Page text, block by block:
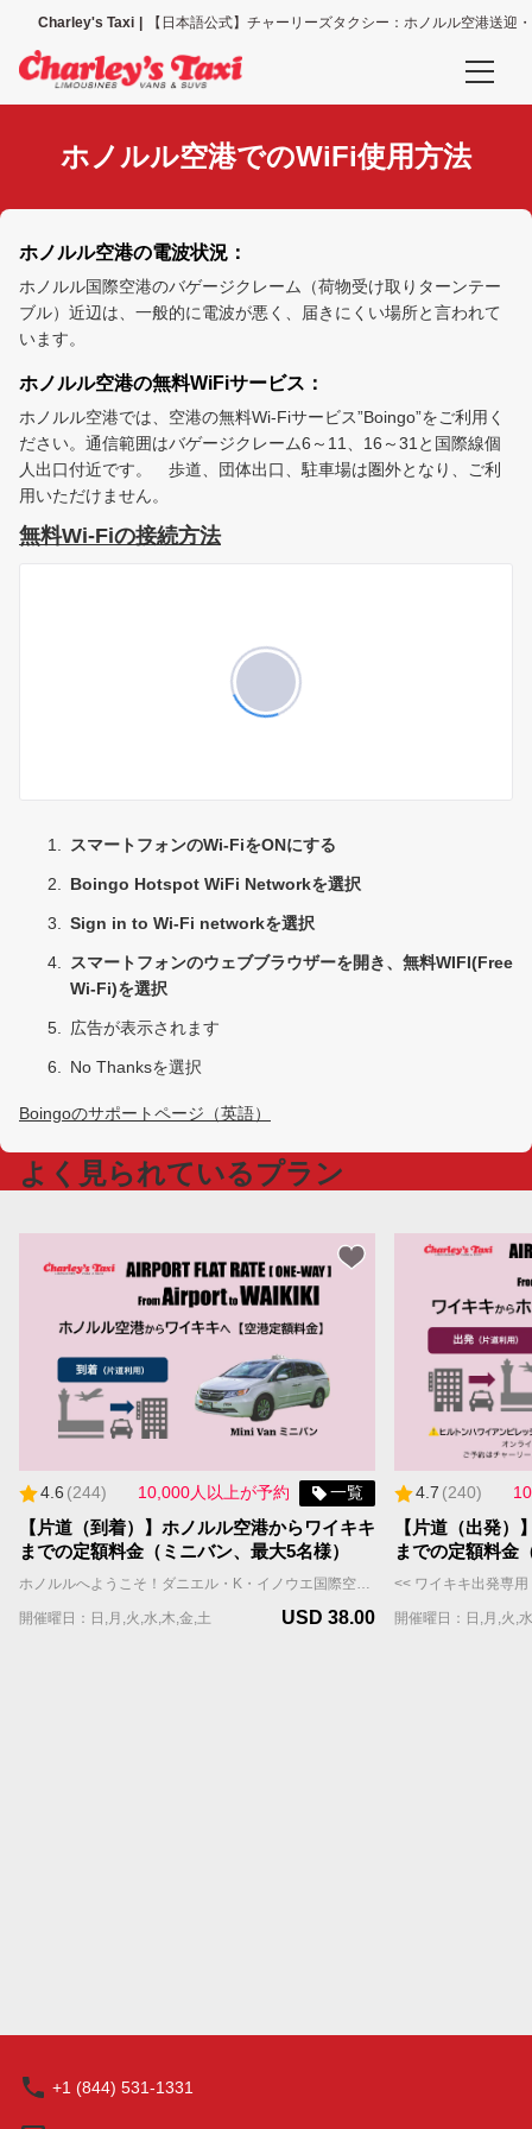
Charley's Taxi 【日本語公式】チャーリーズタクシー：ホノルル空港送迎
空港送迎、その他送迎サービスの予約確認
空港送迎予約
ホノルル空港送迎（全て）
ホノルル空港＝ワイキキ地区
ホノルル空港＝コオリナ地区
ホノルル空港＝カハラ地区
空港定額料金をご利用のお客様（ホノルル空港到着時のご案内）
ホノルル空港でのWiFi使用方法
ホノルル空港のタクシー乗車場所のご案内
ホノルル空港でのWiFi使用方法
ホノルル空港の電波状況：
ホノルル国際空港のバゲージクレーム（荷物受け取りターンテー
ブル）近辺は、一般的に電波が悪く、届きにくい場所と言われて
います。
ホノルル空港の無料WiFiサービス：
ホノルル空港では、空港の無料Wi-Fiサービス”Boingo”をご利用く
ださい。通信範囲はバゲージクレーム6～11、16～31と国際線個
人出口付近です。 歩道、団体出口、駐車場は圏外となり、ご利
用いただけません。
無料Wi-Fiの接続方法
スマートフォンのWi-FiをONにする
Boingo Hotspot WiFi Networkを選択
Sign in to Wi-Fi networkを選択
スマートフォンのウェブブラウザーを開き、無料WIFI(Free
Wi-Fi)を選択
広告が表示されます
No Thanksを選択
Boingoのサポートページ（英語）
よく見られているプラン
4.6 (244) 10,000人以上が予約 一覧
【片道（到着）】ホノルル空港からワイキキ
までの定額料金（ミニバン、最大5名様）
開催曜日：日,月,火,水,木,金,土 USD 38.00
4.7 (240)
【片道（出発）
までの定額料金
開催曜日：日,月,火,
+1 (844) 531-1331